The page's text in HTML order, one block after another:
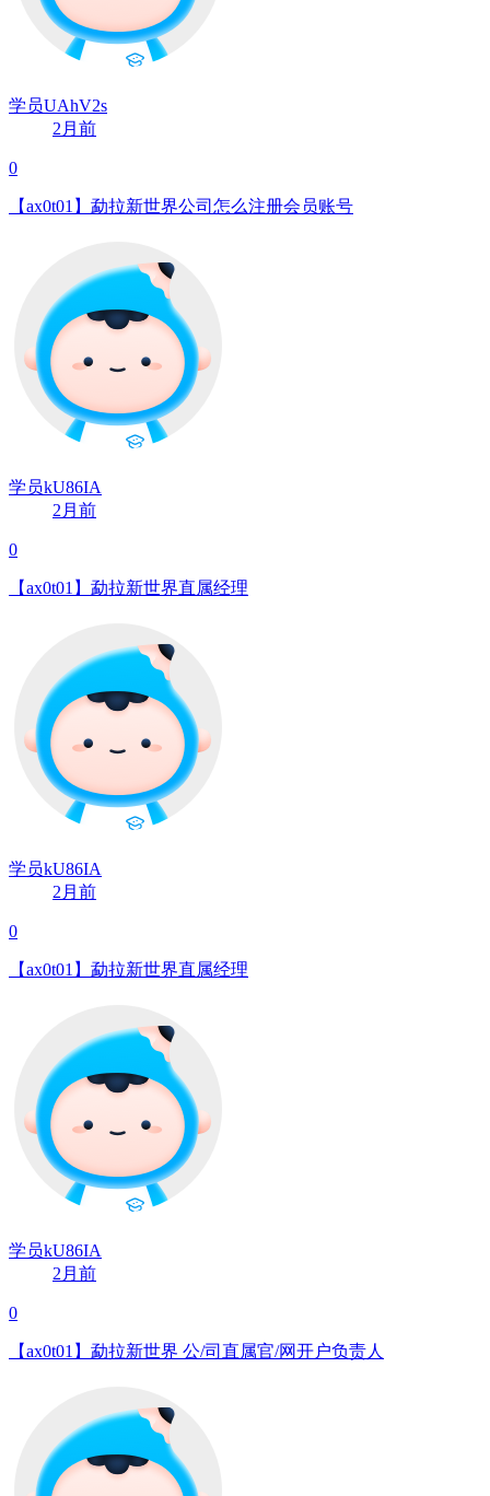
学员UAhV2s
2月前
0
【ax0t01】勐拉新世界公司怎么注册会员账号
学员kU86IA
2月前
0
【ax0t01】勐拉新世界直属经理
学员kU86IA
2月前
0
【ax0t01】勐拉新世界直属经理
学员kU86IA
2月前
0
【ax0t01】勐拉新世界 公/司直属官/网开户负责人